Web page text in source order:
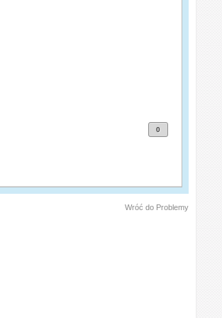
0
Wróć do Problemy